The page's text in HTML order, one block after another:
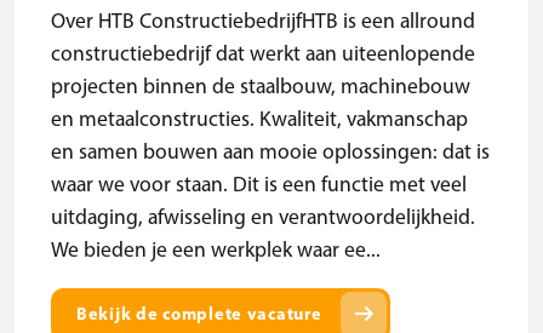
Over HTB ConstructiebedrijfHTB is een allround
constructiebedrijf dat werkt aan uiteenlopende
projecten binnen de staalbouw, machinebouw
en metaalconstructies. Kwaliteit, vakmanschap
en samen bouwen aan mooie oplossingen: dat is
waar we voor staan. Dit is een functie met veel
uitdaging, afwisseling en verantwoordelijkheid.
We bieden je een werkplek waar ee...
Bekijk de complete vacature arrow_right_alt